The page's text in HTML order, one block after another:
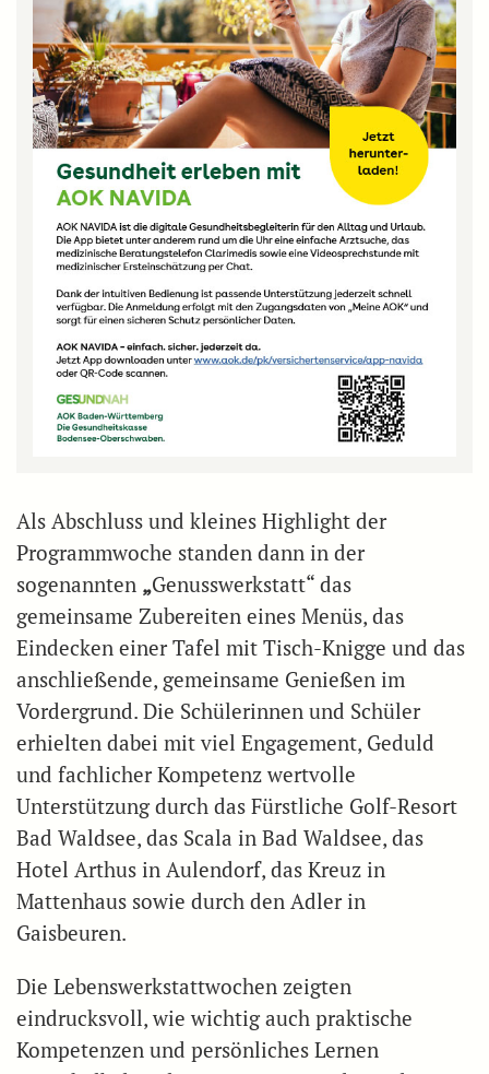
Als Abschluss und kleines Highlight der
Programmwoche standen dann in der
sogenannten „Genusswerkstatt“ das
gemeinsame Zubereiten eines Menüs, das
Eindecken einer Tafel mit Tisch-Knigge und das
anschließende, gemeinsame Genießen im
Vordergrund. Die Schülerinnen und Schüler
erhielten dabei mit viel Engagement, Geduld
und fachlicher Kompetenz wertvolle
Unterstützung durch das Fürstliche Golf-Resort
Bad Waldsee, das Scala in Bad Waldsee, das
Hotel Arthus in Aulendorf, das Kreuz in
Mattenhaus sowie durch den Adler in
Gaisbeuren.
Die Lebenswerkstattwochen zeigten
eindrucksvoll, wie wichtig auch praktische
Kompetenzen und persönliches Lernen